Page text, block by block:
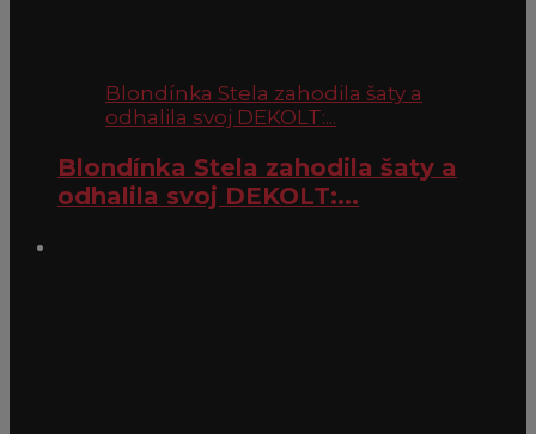
Blondínka Stela zahodila šaty a
odhalila svoj DEKOLT:...
Blondínka Stela zahodila šaty a
odhalila svoj DEKOLT:...